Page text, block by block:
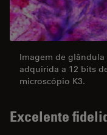
Imagem de
adquirida a 12 bits
microscópio K3.
Excelente